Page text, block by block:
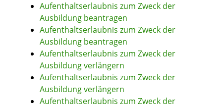
Aufenthaltserlaubnis zum Zweck der
Ausbildung beantragen
Aufenthaltserlaubnis zum Zweck der
Ausbildung beantragen
Aufenthaltserlaubnis zum Zweck der
Ausbildung verlängern
Aufenthaltserlaubnis zum Zweck der
Ausbildung verlängern
Aufenthaltserlaubnis zum Zweck der